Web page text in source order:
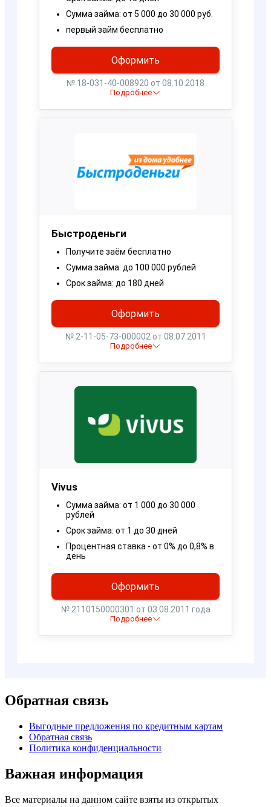
Обратная связь
Выгодные предложения по кредитным картам
Обратная связь
Политика конфиденциальности
Важная информация
Все материалы на данном сайте взяты из открытых